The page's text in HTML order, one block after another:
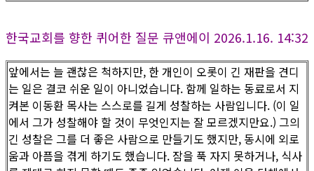
한국교회를 향한 퀴어한 질문 큐앤에이 2026.1.16. 14:32
앞에서는 늘 괜찮은 척하지만, 한 개인이 오롯이 긴 재판을 견디
는 일은 결코 쉬운 일이 아니었습니다. 함께 일하는 동료로서 지
켜본 이동환 목사는 스스로를 길게 성찰하는 사람입니다. (이 일
에서 그가 성찰해야 할 것이 무엇인지는 잘 모르겠지만요.) 그의
긴 성찰은 그를 더 좋은 사람으로 만들기도 했지만, 동시에 외로
움과 아픔을 겪게 하기도 했습니다. 잠을 푹 자지 못하거나, 식사